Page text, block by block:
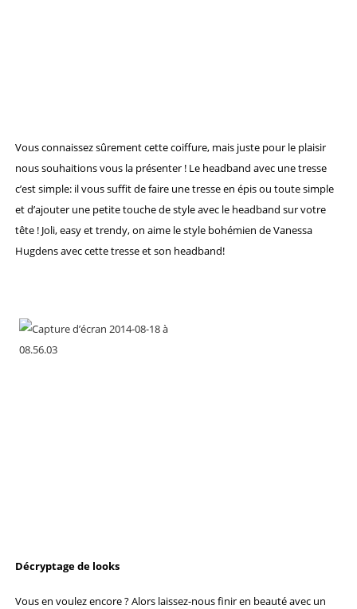
Vous connaissez sûrement cette coiffure, mais juste pour le plaisir
nous souhaitions vous la présenter ! Le headband avec une tresse
c’est simple: il vous suffit de faire une tresse en épis ou toute simple
et d’ajouter une petite touche de style avec le headband sur votre
tête ! Joli, easy et trendy, on aime le style bohémien de Vanessa
Hugdens avec cette tresse et son headband!
Décryptage de looks
Vous en voulez encore ? Alors laissez-nous finir en beauté avec un